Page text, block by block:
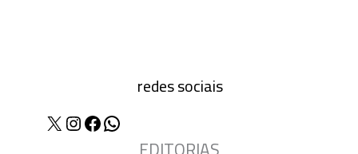
redes sociais
X Instagram
Facebook
WhatsApp